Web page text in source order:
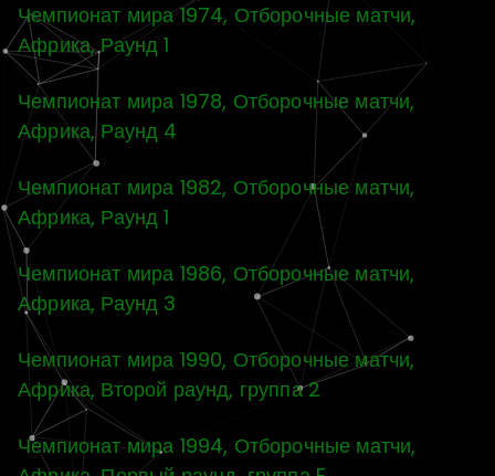
Чемпионат мира 1974, Отборочные матчи,
Африка, Раунд 1
Чемпионат мира 1978, Отборочные матчи,
Африка, Раунд 4
Чемпионат мира 1982, Отборочные матчи,
Африка, Раунд 1
Чемпионат мира 1986, Отборочные матчи,
Африка, Раунд 3
Чемпионат мира 1990, Отборочные матчи,
Африка, Второй раунд, группа 2
Чемпионат мира 1994, Отборочные матчи,